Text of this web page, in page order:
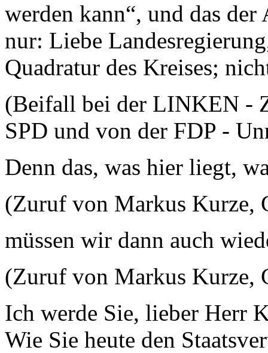
werden kann“, und das
nur: Liebe
Quadratur des Kreises;
(Beifall bei der LINKEN -
SPD und von der FDP -
Denn das, was hier liegt,
(Zuruf von Markus Kurze,
müssen wir dann auch
(Zuruf von Markus Kurze,
Ich werde Sie, lieber Herr
Wie Sie heute den